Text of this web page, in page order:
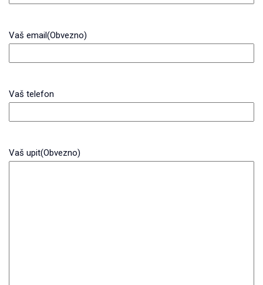
Vaš email(Obvezno)
Vaš telefon
Vaš upit(Obvezno)